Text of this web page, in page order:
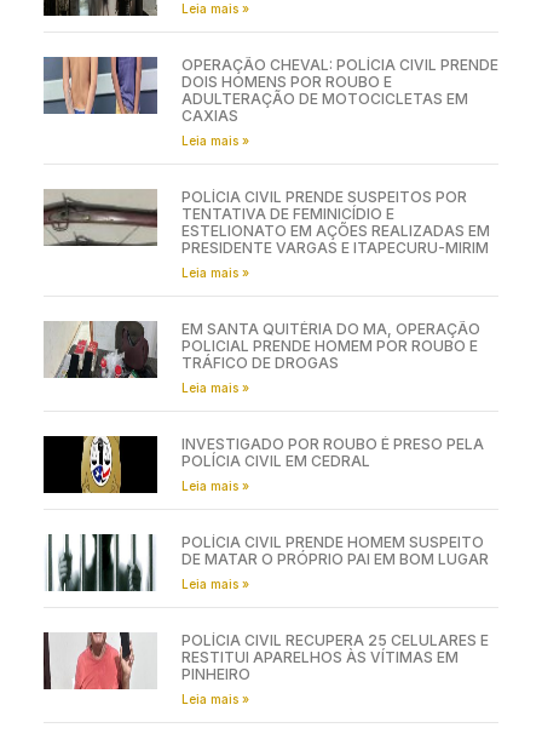
Leia mais »
OPERAÇÃO CHEVAL: POLÍCIA CIVIL PRENDE
DOIS HOMENS POR ROUBO E
ADULTERAÇÃO DE MOTOCICLETAS EM
CAXIAS
Leia mais »
POLÍCIA CIVIL PRENDE SUSPEITOS POR
TENTATIVA DE FEMINICÍDIO E
ESTELIONATO EM AÇÕES REALIZADAS EM
PRESIDENTE VARGAS E ITAPECURU-MIRIM
Leia mais »
EM SANTA QUITÉRIA DO MA, OPERAÇÃO
POLICIAL PRENDE HOMEM POR ROUBO E
TRÁFICO DE DROGAS
Leia mais »
INVESTIGADO POR ROUBO É PRESO PELA
POLÍCIA CIVIL EM CEDRAL
Leia mais »
POLÍCIA CIVIL PRENDE HOMEM SUSPEITO
DE MATAR O PRÓPRIO PAI EM BOM LUGAR
Leia mais »
POLÍCIA CIVIL RECUPERA 25 CELULARES E
RESTITUI APARELHOS ÀS VÍTIMAS EM
PINHEIRO
Leia mais »